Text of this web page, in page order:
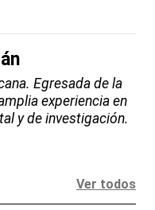
Egresada de la
experiencia en
y de investigación.
Ver todos